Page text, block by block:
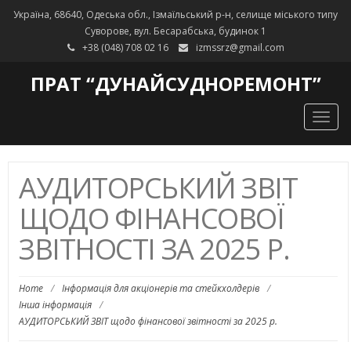
Україна, 68640, Одеська обл., Ізмаїльський р-н, селище міського типу
Суворове, вул. Бесарабська, будинок 1
+38 (048) 708 02 16
izmssrz@gmail.com
ПРАТ “ДУНАЙСУДНОРЕМОНТ”
АУДИТОРСЬКИЙ ЗВІТ
ЩОДО ФІНАНСОВОЇ
ЗВІТНОСТІ ЗА 2025 Р.
Home / Інформація для акціонерів та стейкхолдерів /
Інша інформація /
АУДИТОРСЬКИЙ ЗВІТ щодо фінансової звітності за 2025 р.